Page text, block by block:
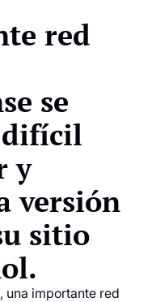
red
se
y
versión
sitio
una importante red